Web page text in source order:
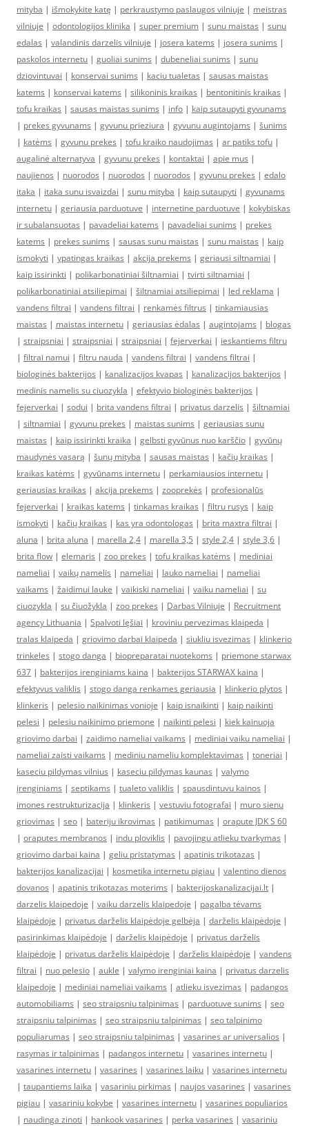
mityba | išmokykite katę | perkraustymo paslaugos vilniuje | meistras
vilniuje | odontologijos klinika | super premium | sunu maistas | sunu
edalas | valandinis darzelis vilniuje | josera katems | josera sunims |
paskolos internetu | guoliai sunims | dubeneliai sunims | sunu
dziovintuvai | konservai sunims | kaciu tualetas | sausas maistas
katems | konservai katems | silikoninis kraikas | bentonitinis kraikas |
tofu kraikas | sausas maistas sunims | info | kaip sutaupyti gyvunams
| prekes gyvunams | gyvunu prieziura | gyvunu augintojams | šunims
| katėms | gyvunu prekes | tofu kraiko naudojimas | ar patiks tofu |
augalinė alternatyva | gyvunu prekes | kontaktai | apie mus |
naujienos | nuorodos | nuorodos | nuorodos | gyvunu prekes | edalo
itaka | itaka sunu isvaizdai | sunu mityba | kaip sutaupyti | gyvunams
internetu | geriausia parduotuve | internetine parduotuve | kokybiskas
ir subalansuotas | pavadeliai katems | pavadeliai sunims | prekes
katems | prekes sunims | sausas sunu maistas | sunu maistas | kaip
ismokyti | ypatingas kraikas | akcija prekems | geriausi siltnamiai |
kaip issirinkti | polikarbonatiniai šiltnamiai | tvirti siltnamiai |
polikarbonatiniai atsiliepimai | šiltnamiai atsiliepimai | led reklama |
vandens filtrai | vandens filtrai | renkamės filtrus | tinkamiausias
maistas | maistas internetu | geriausias ėdalas | augintojams | blogas
| straipsniai | straipsniai | straipsniai | fejerverkai | ieskantiems filtru
| filtrai namui | filtru nauda | vandens filtrai | vandens filtrai |
biologinės bakterijos | kanalizacijos kvapas | kanalizacijos bakterijos |
medinis namelis su ciuozykla | efektyvio biologinės bakterijos |
fejerverkai | sodui | brita vandens filtrai | privatus darzelis | šiltnamiai
| siltnamiai | gyvunu prekes | maistas sunims | geriausias sunu
maistas | kaip issirinkti kraika | gelbsti gyvūnus nuo karščio | gyvūnų
maudynės vasarą | šunų mityba | sausas maistas | kačių kraikas |
kraikas katėms | gyvūnams internetu | perkamiausios internetu |
geriausias kraikas | akcija prekems | zooprekės | profesionalūs
fejerverkai | kraikas katems | tinkamas kraikas | filtru rusys | kaip
ismokyti | kačių kraikas | kas yra odontologas | brita maxtra filtrai |
aluna | brita aluna | marella 2,4 | marella 3,5 | style 2,4 | style 3,6 |
brita flow | elemaris | zoo prekes | tofu kraikas katėms | mediniai
nameliai | vaikų namelis | nameliai | lauko nameliai | nameliai
vaikams | žaidimui lauke | vaikiski nameliai | vaiku nameliai | su
ciuozykla | su čiuožykla | zoo prekes | Darbas Vilniuje | Recruitment
agency Lithuania | Spalvoti lęšiai | kroviniu pervezimas klaipeda |
tralas klaipeda | griovimo darbai klaipeda | siukliu isvezimas | klinkerio
trinkeles | stogo danga | biopreparatai nuotekoms | priemone starwax
637 | bakterijos irenginiams kaina | bakterijos STARWAX kaina |
efektyvus valiklis | stogo danga renkames geriausia | klinkerio plytos |
klinkeris | pelesio naikinimas vonioje | kaip isnaikinti | kaip naikinti
pelesi | pelesiu naikinimo priemone | naikinti pelesi | kiek kainuoja
griovimo darbai | zaidimo nameliai vaikams | mediniai vaiku nameliai |
nameliai zaisti vaikams | mediniu nameliu komplektavimas | toneriai |
kaseciu pildymas vilnius | kaseciu pildymas kaunas | valymo
įrenginiams | septikams | tualeto valiklis | spausdintuvu kainos |
imones restrukturizacija | klinkeris | vestuviu fotografai | muro sienu
griovimas | seo | bateriju ikrovimas | patikimumas | orapute JDK S 60
| oraputes membranos | indu ploviklis | pavojingu atlieku tvarkymas |
griovimo darbai kaina | geliu pristatymas | apatinis trikotazas |
bakterijos kanalizacijai | kosmetika internetu pigiau | valentino dienos
dovanos | apatinis trikotazas moterims | bakterijoskanalizacijai.lt |
darzelis klaipedoje | vaiku darzelis klaipedoje | pagalba tėvams
klaipėdoje | privatus darželis klaipėdoje gelbėja | darželis klaipėdoje |
pasirinkimas klaipėdoje | darželis klaipėdoje | privatus darželis
klaipėdoje | privatus darželis klaipėdoje | darželis klaipėdoje | vandens
filtrai | nuo pelesio | aukle | valymo irenginiai kaina | privatus darzelis
klaipedoje | mediniai nameliai vaikams | atlieku isvezimas | padangos
automobiliams | seo straipsniu talpinimas | parduotuve sunims | seo
straipsniu talpinimas | seo straipsniu talpinimas | seo talpinimo
populiarumas | seo straipsniu talpinimas | vasarines ar universalios |
rasymas ir talpinimas | padangos internetu | vasarines internetu |
vasarines internetu | vasarines | vasarines laiku | vasarines internetu
| taupantiems laika | vasariniu pirkimas | naujos vasarines | vasarines
pigiau | vasariniu kokybe | vasarines internetu | vasarines populiarios
| naudinga zinoti | hankook vasarines | perka vasarines | vasariniu